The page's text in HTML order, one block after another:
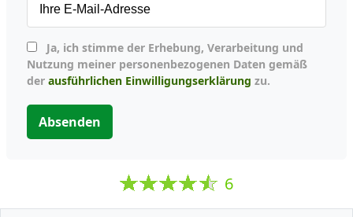
Nutzung meiner personenbezogenen Daten gemäß
der ausführlichen Einwilligungserklärung zu.
Absenden
6